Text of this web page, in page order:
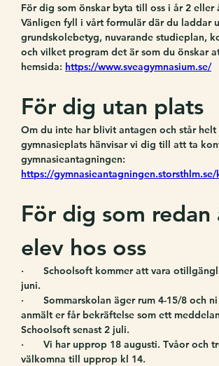
För dig som önskar byta till oss i år 2 eller
Vänligen fyll i vårt formulär där du laddar
grundskolebetyg, nuvarande studieplan,
och vilket program det är som du önskar
hemsida: https://www.sveagymnasium.se/
För dig utan plats
Om du inte har blivit antagen och står helt
gymnasieplats hänvisar vi dig till att ta
gymnasieantagningen:
https://
För dig som redan
elev hos oss
·       Schoolsoft kommer att vara
juni.
·       Sommarskolan äger rum 4-15/8 och
anmält er får bekräftelse som ett
Schoolsoft senast 2 juli.
·       Vi har upprop 18 augusti. Tvåor och
välkomna till upprop kl 14.